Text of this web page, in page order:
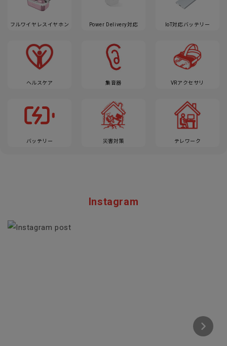
フルワイヤレスイヤホン Power Delivery対応 IoT対応バッテリー
ヘルスケア 集音器 VRアクセサリ
バッテリー 災害対策 テレワーク
Instagram